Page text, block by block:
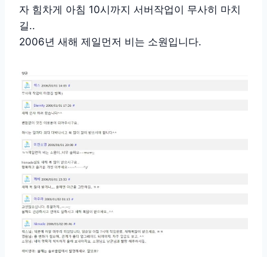
자 힘차게 아침 10시까지 서버작업이 무사히 마치
길..
2006년 새해 제일먼저 비는 소원입니다.